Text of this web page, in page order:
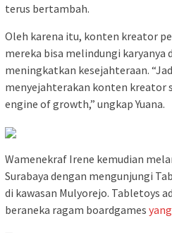
terus bertambah.
Oleh karena itu, konten kreator
mereka bisa melindungi karyanya
meningkatkan kesejahteraan.
menyejahterakan konten kreator
engine of growth,” ungkap Yuana.
Wamenekraf Irene kemudian
Surabaya dengan mengunjungi
di kawasan Mulyorejo. Tabletoys
beraneka ragam boardgames yang